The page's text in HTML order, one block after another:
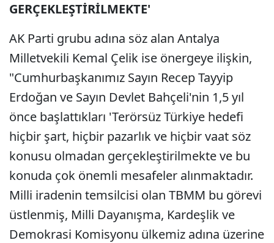
GERÇEKLEŞTİRİLMEKTE'
AK Parti grubu adına söz alan Antalya
Milletvekili Kemal Çelik ise önergeye ilişkin,
"Cumhurbaşkanımız Sayın Recep Tayyip
Erdoğan ve Sayın Devlet Bahçeli'nin 1,5 yıl
önce başlattıkları 'Terörsüz Türkiye hedefi
hiçbir şart, hiçbir pazarlık ve hiçbir vaat söz
konusu olmadan gerçekleştirilmekte ve bu
konuda çok önemli mesafeler alınmaktadır.
Milli iradenin temsilcisi olan TBMM bu görevi
üstlenmiş, Milli Dayanışma, Kardeşlik ve
Demokrasi Komisyonu ülkemiz adına üzerine